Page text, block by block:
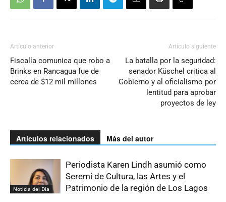
Artículo anterior
Fiscalía comunica que robo a
Brinks en Rancagua fue de
cerca de $12 mil millones
Artículo siguiente
La batalla por la seguridad:
senador Küschel critica al
Gobierno y al oficialismo por
lentitud para aprobar
proyectos de ley
Artículos relacionados Más del autor
Noticia del Día
Periodista Karen Lindh asumió como
Seremi de Cultura, las Artes y el
Patrimonio de la región de Los Lagos